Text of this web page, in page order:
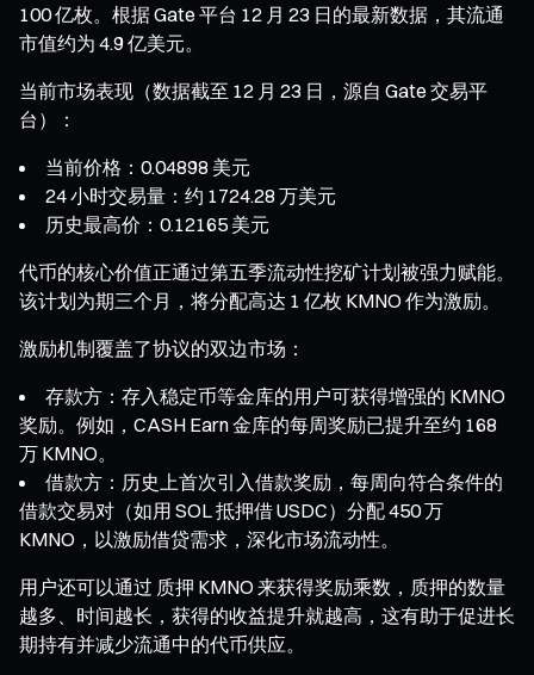
100 亿枚。根据 Gate 平台 12 月 23 日的最新数据，其流通
市值约为 4.9 亿美元。
当前市场表现（数据截至 12 月 23 日，源自 Gate 交易平
台）：
当前价格：0.04898 美元
24 小时交易量：约 1724.28 万美元
历史最高价：0.12165 美元
代币的核心价值正通过第五季流动性挖矿计划被强力赋能。
该计划为期三个月，将分配高达 1 亿枚 KMNO 作为激励。
激励机制覆盖了协议的双边市场：
存款方：存入稳定币等金库的用户可获得增强的 KMNO
奖励。例如，CASH Earn 金库的每周奖励已提升至约 168
万 KMNO。
借款方：历史上首次引入借款奖励，每周向符合条件的
借款交易对（如用 SOL 抵押借 USDC）分配 450 万
KMNO，以激励借贷需求，深化市场流动性。
用户还可以通过 质押 KMNO 来获得奖励乘数，质押的数量
越多、时间越长，获得的收益提升就越高，这有助于促进长
期持有并减少流通中的代币供应。